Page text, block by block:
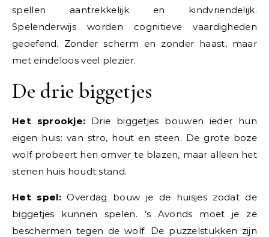
spellen aantrekkelijk en kindvriendelijk.
Spelenderwijs worden cognitieve vaardigheden
geoefend. Zonder scherm en zonder haast, maar
met eindeloos veel plezier.
De drie biggetjes
Het sprookje: Drie biggetjes bouwen ieder hun
eigen huis: van stro, hout en steen. De grote boze
wolf probeert hen omver te blazen, maar alleen het
stenen huis houdt stand.
Het spel:Overdag bouw je de huisjes zodat de
biggetjes kunnen spelen. ’s Avonds moet je ze
beschermen tegen de wolf. De puzzelstukken zijn